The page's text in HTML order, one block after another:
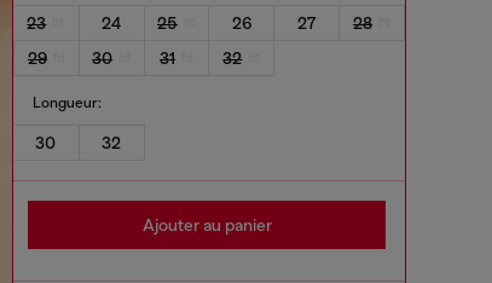
23 24 25 26 27
28
29
30 31 32
Longueur:
30 32
Ajouter au panier